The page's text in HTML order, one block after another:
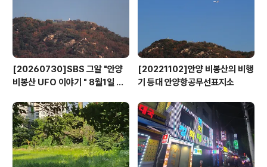
실업자로 넘쳐나고, 일본..
[20260730]SBS 그알 "안양
비봉산 UFO 이야기 " 8월1일 방
[20221102]안양 비봉산의 비행
기 등대 안양항공무선표지소